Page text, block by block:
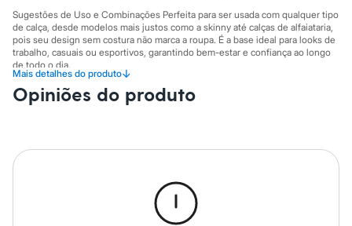
Pijamas
Sutiãs e Tops
Moda praia
Biquínis
Maiôs
Saídas de praia
Personagens
Calças
Casacos e Jaquetas
Sugestões de Uso e Combinações Perfeita para ser usada com qualquer tipo
de calça, desde modelos mais justos como a skinny até calças de alfaiataria,
pois seu design sem costura não marca a roupa. É a base ideal para looks de
trabalho, casuais ou esportivos, garantindo bem-estar e confiança ao longo
de todo o dia.
A gente se encontra na C&A! ❤
Mais detalhes do produto↓
Informacoes gerais:
Opiniões do produto